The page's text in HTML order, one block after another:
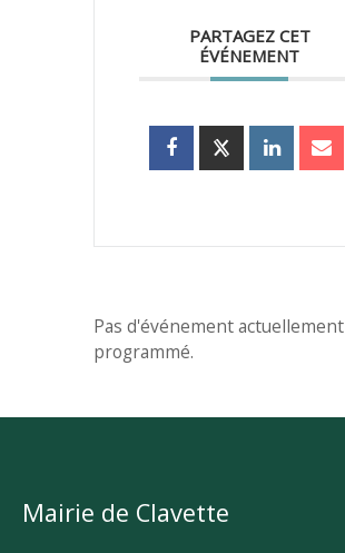
PARTAGEZ CET
ÉVÉNEMENT
Pas d'événement actuellement
programmé.
Mairie de Clavette